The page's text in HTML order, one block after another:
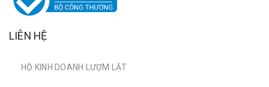
LIÊN HỆ
HỘ KINH DOANH LƯỢM LẶT